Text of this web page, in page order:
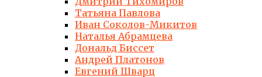
Татьяна Павлова
Иван Соколов-Микитов
Наталья Абрамцева
Дональд Биссет
Андрей Платонов
Евгений Шварц